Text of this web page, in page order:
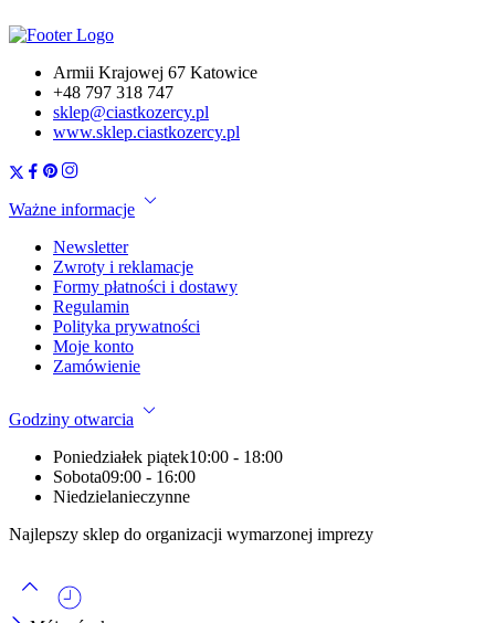
Armii Krajowej 67 Katowice
+48 797 318 747
sklep@ciastkozercy.pl
www.sklep.ciastkozercy.pl
Ważne informacje
Newsletter
Zwroty i reklamacje
Formy płatności i dostawy
Regulamin
Polityka prywatności
Moje konto
Zamówienie
Godziny otwarcia
Poniedziałek piątek10:00 - 18:00
Sobota09:00 - 16:00
Niedzielanieczynne
Najlepszy sklep do organizacji wymarzonej imprezy